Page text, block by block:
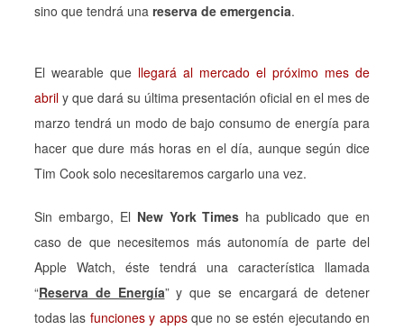
sino que tendrá una reserva de emergencia.
El wearable que llegará al mercado el próximo mes de
abril y que dará su última presentación oficial en el mes de
marzo tendrá un modo de bajo consumo de energía para
hacer que dure más horas en el día, aunque según dice
Tim Cook solo necesitaremos cargarlo una vez.
Sin embargo, El New York Times ha publicado que en
caso de que necesitemos más autonomía de parte del
Apple Watch, éste tendrá una característica llamada
“Reserva de Energía” y que se encargará de detener
todas las funciones y appsque no se estén ejecutando en